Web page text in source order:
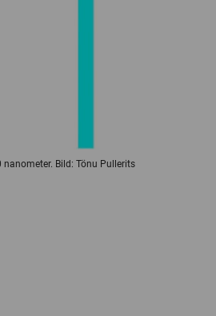
Bild: Tönu Pullerits